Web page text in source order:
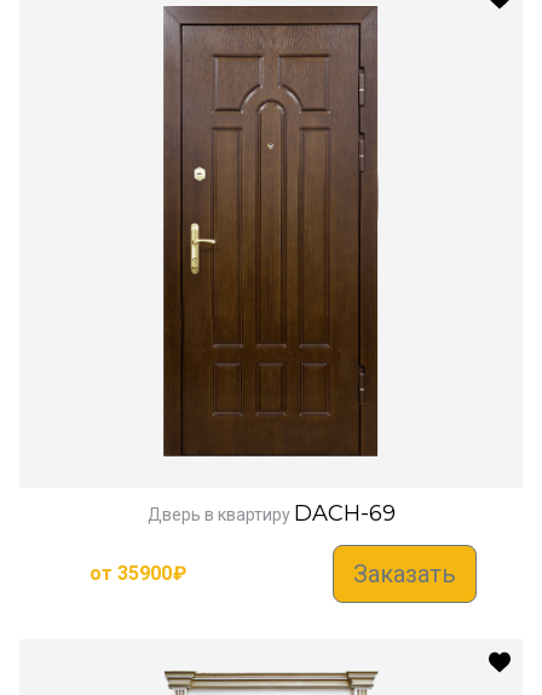
Дверь в квартиру DACH-69
от 35900₽ Заказать